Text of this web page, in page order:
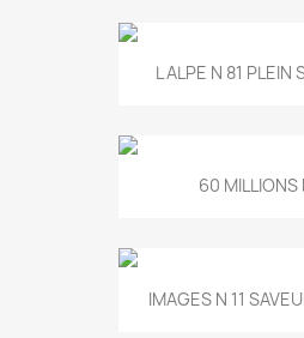
L ALPE N 81 PLEIN
60 MILLIONS
IMAGES N 11